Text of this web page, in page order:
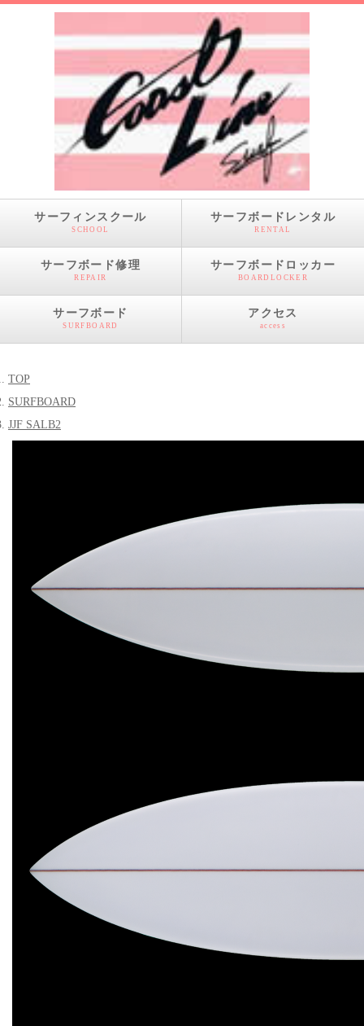
サーフィンスクール
SCHOOL
サーフボードレンタル
RENTAL
サーフボード修理
REPAIR
サーフボードロッカー
BOARDLOCKER
サーフボード
SURFBOARD
アクセス
access
TOP
SURFBOARD
JJF SALB2